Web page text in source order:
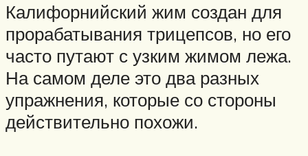
Калифорнийский жим создан для
прорабатывания трицепсов, но его
часто путают с узким жимом лежа.
На самом деле это два разных
упражнения, которые со стороны
действительно похожи.